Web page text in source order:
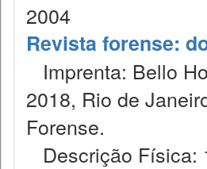
2004
Revista forense:
Imprenta: Bello
2018, Rio de
Forense.
Descrição Física: